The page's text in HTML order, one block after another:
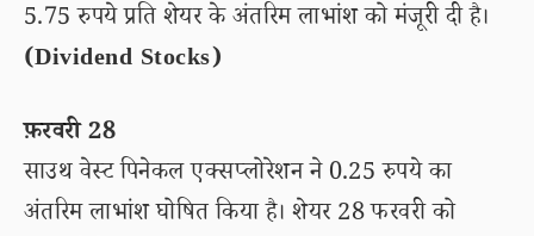
5.75 रुपये प्रति शेयर के अंतरिम लाभांश को मंजूरी दी है।
(Dividend Stocks)
फ़रवरी 28
साउथ वेस्ट पिनेकल एक्सप्लोरेशन ने 0.25 रुपये का
अंतरिम लाभांश घोषित किया है। शेयर 28 फरवरी को